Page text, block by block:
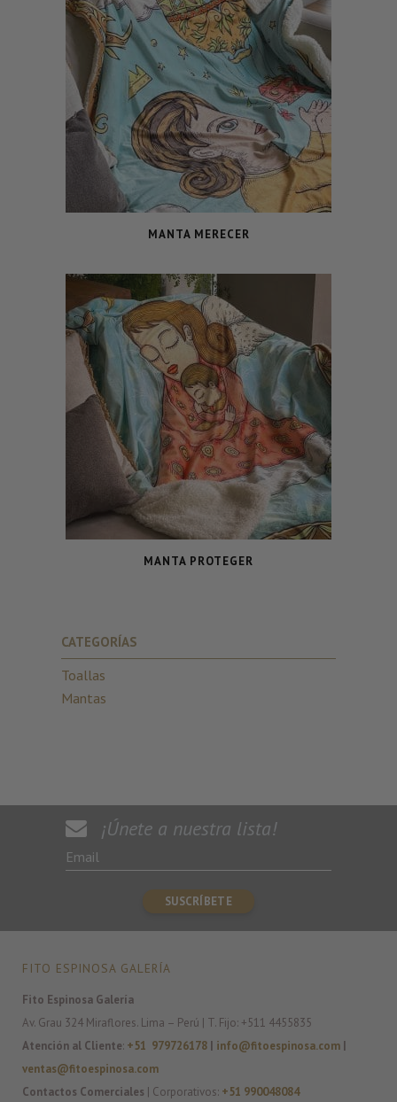
MANTA MERECER
MANTA PROTEGER
CATEGORÍAS
Toallas
Mantas
¡Únete a nuestra lista!
FITO ESPINOSA GALERÍA
Fito Espinosa Galería
Av. Grau 324 Miraflores. Lima – Perú | T. Fijo: +511 4455835
Atención al Cliente: +51 979726178 | info@fitoespinosa.com |
ventas@fitoespinosa.com
Contactos Comerciales | Corporativos: +51 990048084